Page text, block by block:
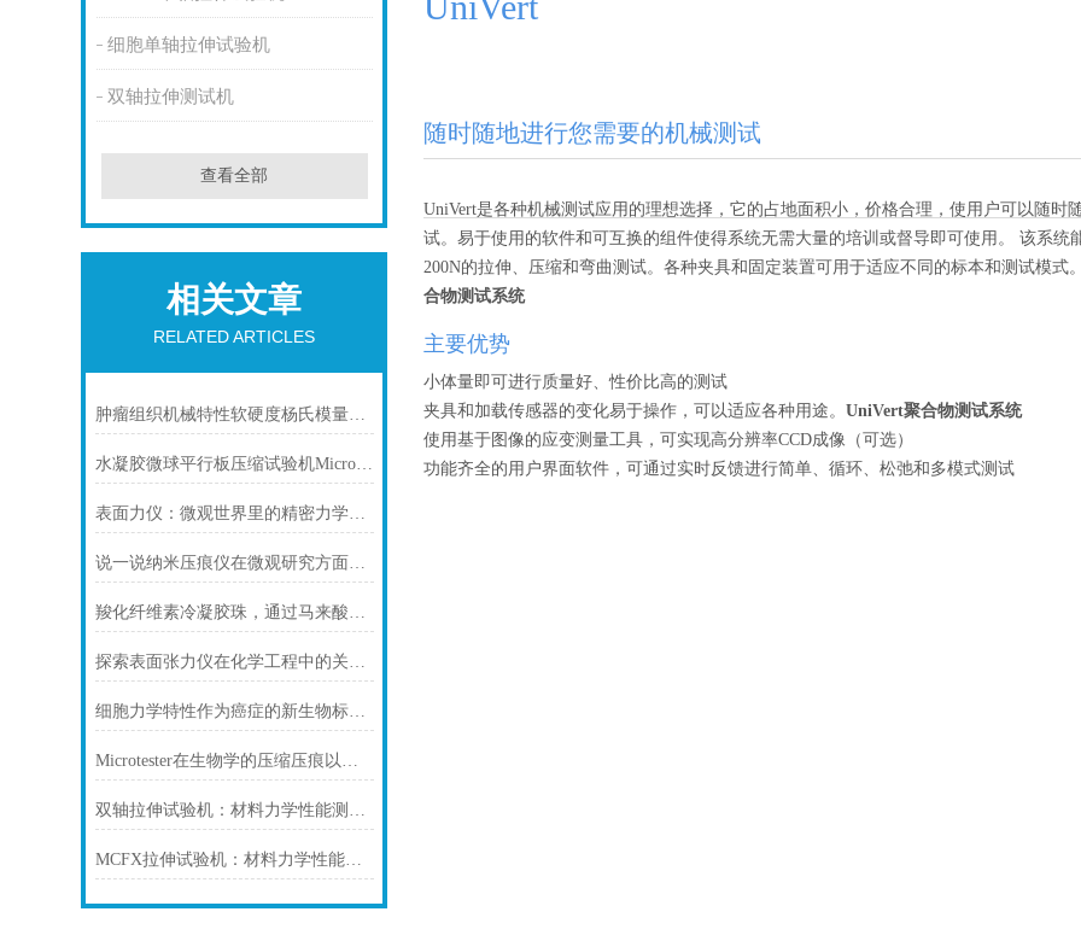
细胞单轴拉伸试验机
双轴拉伸测试机
查看全部
相关文章
RELATED ARTICLES
肿瘤组织机械特性软硬度杨氏模量测量
水凝胶微球平行板压缩试验机Microtester
表面力仪：微观世界里的精密力学探针
说一说纳米压痕仪在微观研究方面的应用
羧化纤维素冷凝胶珠，通过马来酸酐的一步式酯交联去除铜离子
探索表面张力仪在化学工程中的关键作用
细胞力学特性作为癌症的新生物标志物
Microtester在生物学的压缩压痕以及微力测试
双轴拉伸试验机：材料力学性能测试的仪器
MCFX拉伸试验机：材料力学性能测试的高精度智能平台
随时随地进行您需要的机械测试
UniVert是各种机械测试应用的理想选择，它的占地面积小，价格合理，使用户可以随时
试。易于使用的软件和可互换的组件使得系统无需大量的培训或督导即可使用。 该系统
200N的拉伸、压缩和弯曲测试。各种夹具和固定装置可用于适应不同的标本和测试模式
合物测试系统
主要优势
小体量即可进行质量好、性价比高的测试
夹具和加载传感器的变化易于操作，可以适应各种用途。UniVert聚合物测试系统
使用基于图像的应变测量工具，可实现高分辨率CCD成像（可选）
功能齐全的用户界面软件，可通过实时反馈进行简单、循环、松弛和多模式测试